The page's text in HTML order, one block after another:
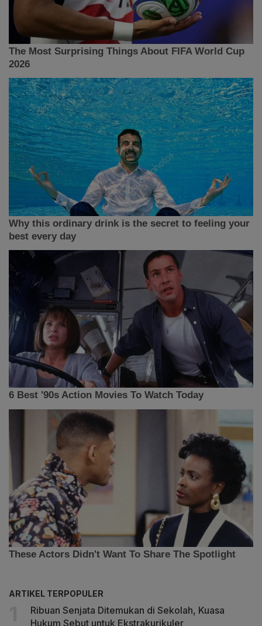
ARTIKEL TERPOPULER
Ribuan Senjata Ditemukan di Sekolah, Kuasa
Hukum Sebut untuk Ekstrakurikuler